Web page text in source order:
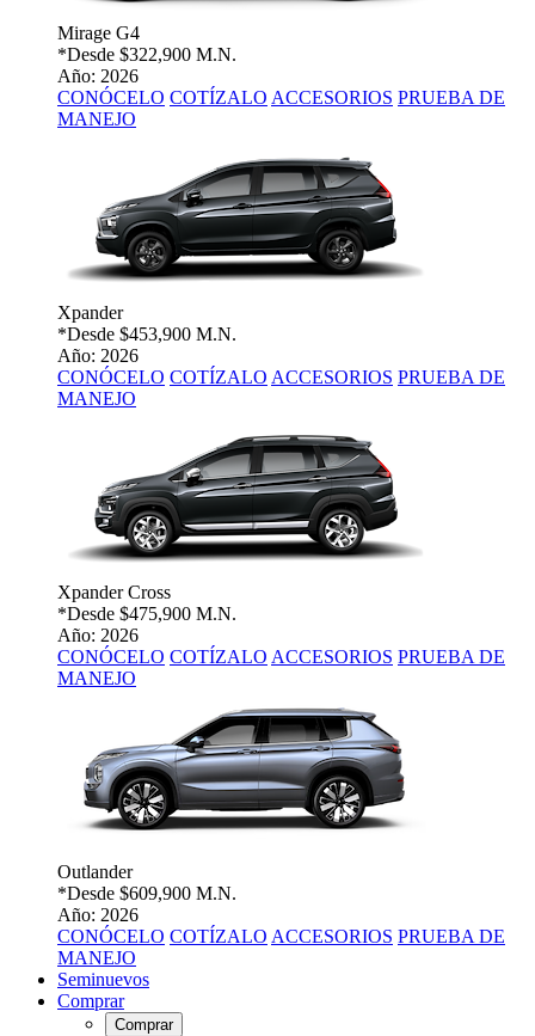
Mirage G4
*Desde $322,900 M.N.
Año: 2026
CONÓCELO COTÍZALO ACCESORIOS PRUEBA DE
MANEJO
Xpander
*Desde $453,900 M.N.
Año: 2026
CONÓCELO COTÍZALO ACCESORIOS PRUEBA DE
MANEJO
Xpander Cross
*Desde $475,900 M.N.
Año: 2026
CONÓCELO COTÍZALO ACCESORIOS PRUEBA DE
MANEJO
Outlander
*Desde $609,900 M.N.
Año: 2026
CONÓCELO COTÍZALO ACCESORIOS PRUEBA DE
MANEJO
Seminuevos
Comprar
Comprar